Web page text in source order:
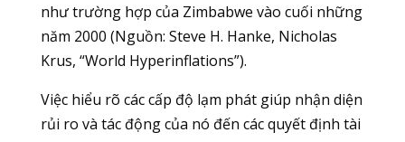
như trường hợp của Zimbabwe vào cuối những
năm 2000 (Nguồn: Steve H. Hanke, Nicholas
Krus, “World Hyperinflations”).
Việc hiểu rõ các cấp độ lạm phát giúp nhận diện
rủi ro và tác động của nó đến các quyết định tài